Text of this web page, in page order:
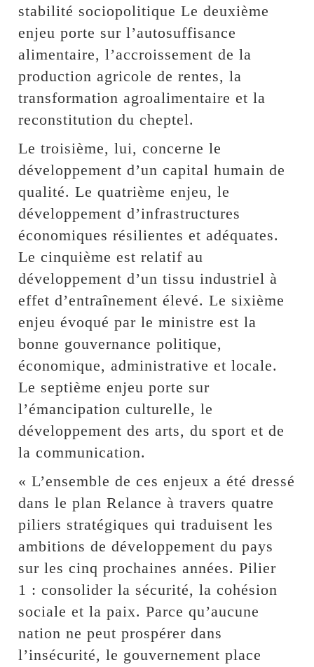
stabilité sociopolitique Le deuxième
enjeu porte sur l’autosuffisance
alimentaire, l’accroissement de la
production agricole de rentes, la
transformation agroalimentaire et la
reconstitution du cheptel.
Le troisième, lui, concerne le
développement d’un capital humain de
qualité. Le quatrième enjeu, le
développement d’infrastructures
économiques résilientes et adéquates.
Le cinquième est relatif au
développement d’un tissu industriel à
effet d’entraînement élevé. Le sixième
enjeu évoqué par le ministre est la
bonne gouvernance politique,
économique, administrative et locale.
Le septième enjeu porte sur
l’émancipation culturelle, le
développement des arts, du sport et de
la communication.
« L’ensemble de ces enjeux a été dressé
dans le plan Relance à travers quatre
piliers stratégiques qui traduisent les
ambitions de développement du pays
sur les cinq prochaines années. Pilier
1 : consolider la sécurité, la cohésion
sociale et la paix. Parce qu’aucune
nation ne peut prospérer dans
l’insécurité, le gouvernement place